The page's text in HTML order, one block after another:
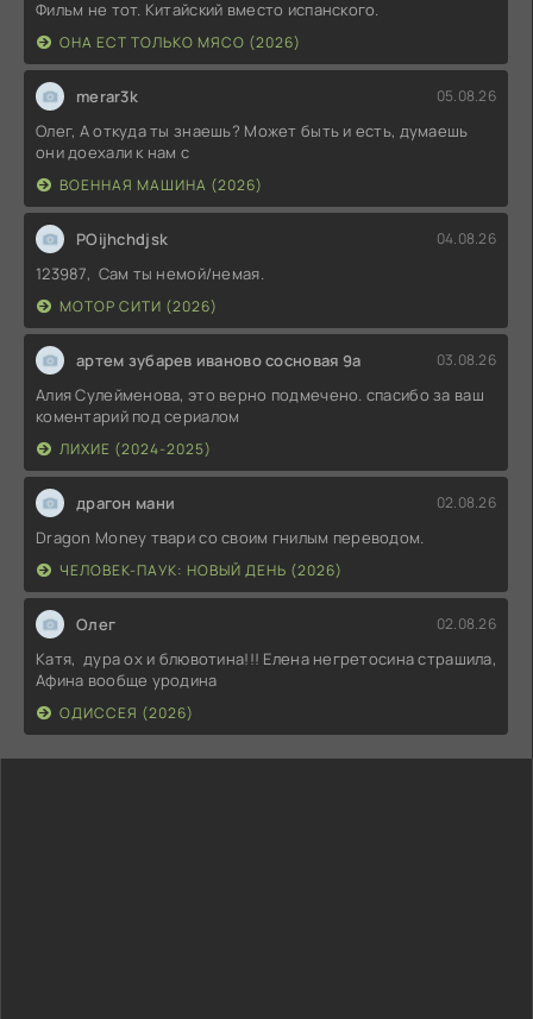
Фильм не тот. Китайский вместо испанского.
ОНА ЕСТ ТОЛЬКО МЯСО (2026)
merar3k 05.08.26
Олег, А откуда ты знаешь? Может быть и есть, думаешь
они доехали к нам с
ВОЕННАЯ МАШИНА (2026)
POijhchdjsk 04.08.26
123987, Сам ты немой/немая.
МОТОР СИТИ (2026)
артем зубарев иваново сосновая 9а 03.08.26
Алия Сулейменова, это верно подмечено. спасибо за ваш
коментарий под сериалом
ЛИХИЕ (2024-2025)
драгон мани 02.08.26
Dragon Money твари со своим гнилым переводом.
ЧЕЛОВЕК-ПАУК: НОВЫЙ ДЕНЬ (2026)
Олег 02.08.26
Катя, дура ох и блювотина!!! Елена негретосина страшила,
Афина вообще уродина
ОДИССЕЯ (2026)